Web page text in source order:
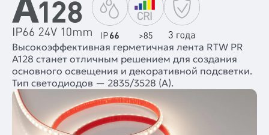
Высокоэффективная герметичная лента RTW PR
A128 станет отличным решением для создания
основного освещения и декоративной подсветки.
Тип светодиодов — 2835/3528 (А).